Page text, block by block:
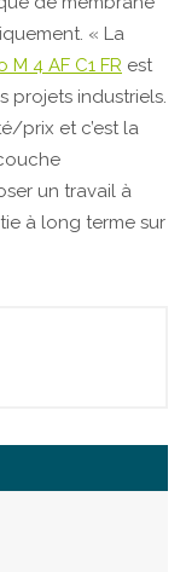
« La
4 AF C1 FR est
projets industriels.
prix et c’est la
un travail à
à long terme sur